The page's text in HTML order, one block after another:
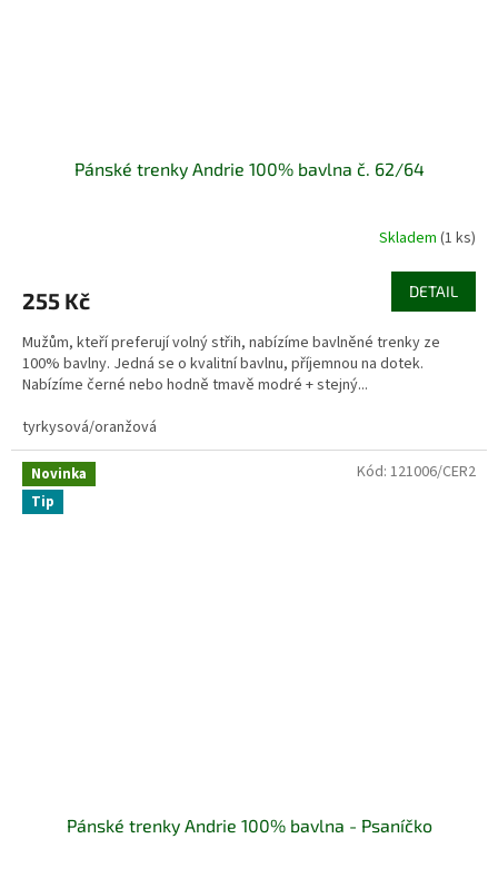
Pánské trenky Andrie 100% bavlna č. 62/64
Skladem (1 ks)
255 Kč DETAIL
Mužům, kteří preferují volný střih, nabízíme bavlněné trenky ze
100% bavlny. Jedná se o kvalitní bavlnu, příjemnou na dotek.
Nabízíme černé nebo hodně tmavě modré + stejný...
tyrkysová/oranžová
Novinka
Tip
Pánské trenky Andrie 100% bavlna - Psaníčko
Kód: 121006/CER2